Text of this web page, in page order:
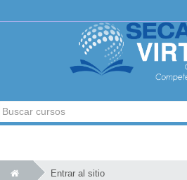
Español - Internacional (es)
Entrar al sitio